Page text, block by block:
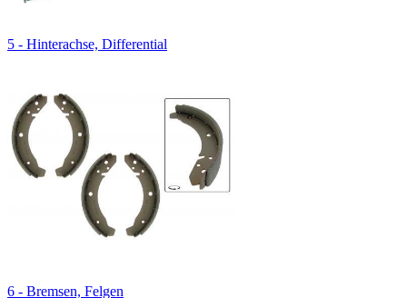
5 - Hinterachse, Differential
6 - Bremsen, Felgen